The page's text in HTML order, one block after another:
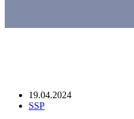
19.04.2024
SSP